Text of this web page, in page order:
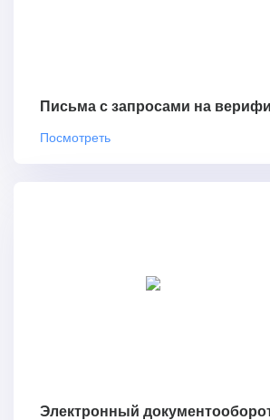
Письма с запросами на
Посмотреть
Электронный